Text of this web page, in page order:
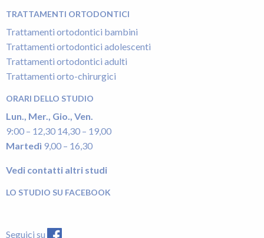
TRATTAMENTI ORTODONTICI
Trattamenti ortodontici bambini
Trattamenti ortodontici adolescenti
Trattamenti ortodontici adulti
Trattamenti orto-chirurgici
ORARI DELLO STUDIO
Lun., Mer., Gio., Ven.
9:00 – 12,30 14,30 – 19,00
Martedì 9,00 – 16,30
Vedi contatti altri studi
LO STUDIO SU FACEBOOK
Seguici su